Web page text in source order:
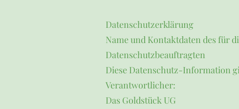
Datenschutzerklärung
Name und Kontaktdaten des für
Datenschutzbeauftragten
Diese Datenschutz-Information
Verantwortlicher:
Das Goldstück UG